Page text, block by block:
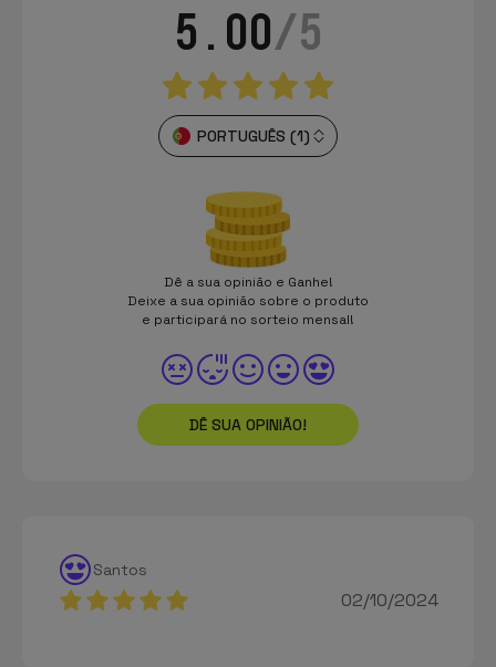
5.00/5
PORTUGUÊS (1)
Dê a sua opinião e Ganhe!
Deixe a sua opinião sobre o produto
e participará no sorteio mensal!
DÊ SUA OPINIÃO!
Santos
02/10/2024